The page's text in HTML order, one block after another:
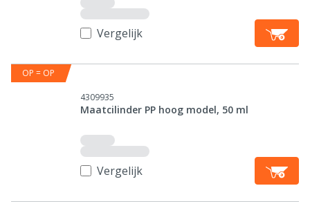
Vergelijk
OP = OP
4309935
Maatcilinder PP hoog model, 50 ml
Vergelijk